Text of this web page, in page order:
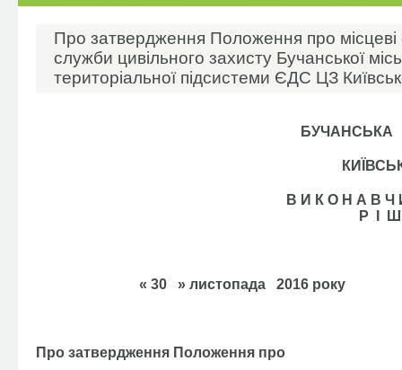
Про затвердження Положення про місцеві
служби цивільного захисту Бучанської
територіальної підсистеми ЄДС ЦЗ
В И К О Н А В
Р І
« 30 »
Про затвердження Положення про